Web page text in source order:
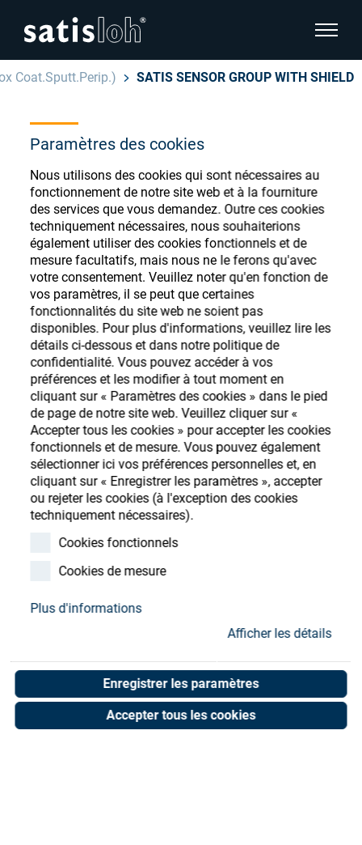
Paramètres des cookies
Nous utilisons des cookies qui sont nécessaires au
fonctionnement de notre site web et à la fourniture
des services que vous demandez. Outre ces cookies
techniquement nécessaires, nous souhaiterions
également utiliser des cookies fonctionnels et de
mesure facultatifs, mais nous ne le ferons qu'avec
votre consentement. Veuillez noter qu'en fonction de
vos paramètres, il se peut que certaines
fonctionnalités du site web ne soient pas
disponibles. Pour plus d'informations, veuillez lire les
détails ci-dessous et dans notre politique de
confidentialité. Vous pouvez accéder à vos
préférences et les modifier à tout moment en
cliquant sur « Paramètres des cookies » dans le pied
de page de notre site web. Veuillez cliquer sur «
Accepter tous les cookies » pour accepter les cookies
fonctionnels et de mesure. Vous pouvez également
sélectionner ici vos préférences personnelles et, en
cliquant sur « Enregistrer les paramètres », accepter
ou rejeter les cookies (à l'exception des cookies
techniquement nécessaires).
Cookies fonctionnels
Cookies de mesure
Plus d'informations
Afficher les détails
Enregistrer les paramètres
Accepter tous les cookies
afficher
Français
Ophtalmique
Optique de précision
Qui sommes-nous ?
Carrière
Ressources
Contact
Store
cacher la navigation de la page
English
Deutsch
Español
汉语
Coat.Sputt.Perip.) SATIS SENSOR GROUP WITH SHIELD
Magasin de
consommables
ophtalmiques
Enregistrez-vous ou connectez-vous pour
accéder à vos comptes et découvrir notre
large gamme de consommables ophtalmiques
S'enregistrer Login
SATIS SENSOR GROUP
WITH SHIELD
Art. No. 02050082
Shop now